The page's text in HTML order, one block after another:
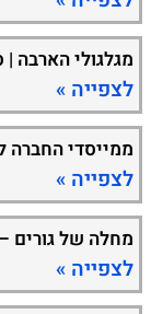
מגלגולי
לצפייה »
ממייסדי
לצפייה »
מחלה של
לצפייה »